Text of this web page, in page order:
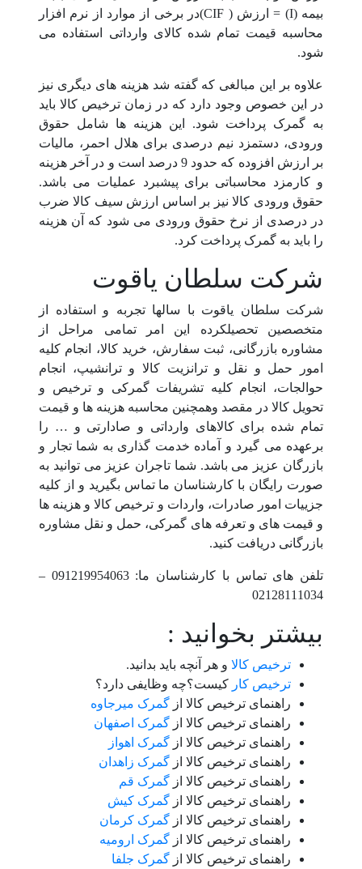
بیمه (I) = ارزش ( CIF)در برخی از موارد از نرم افزار
محاسبه قیمت تمام شده کالای وارداتی استفاده می
شود.
علاوه بر این مبالغی که گفته شد هزینه های دیگری نیز
در این خصوص وجود دارد که در زمان ترخیص کالا باید
به گمرک پرداخت شود. این هزینه ها شامل حقوق
ورودی، دستمزد نیم درصدی برای هلال احمر، مالیات
بر ارزش افزوده که حدود 9 درصد است و در آخر هزینه
و کارمزد محاسباتی برای پیشبرد عملیات می باشد.
حقوق ورودی کالا نیز بر اساس ارزش سیف کالا ضرب
در درصدی از نرخ حقوق ورودی می شود که آن هزینه
را باید به گمرک پرداخت کرد.
شرکت سلطان یاقوت
شرکت سلطان یاقوت با سالها تجربه و استفاده از
متخصصین تحصیلکرده این امر تمامی مراحل از
مشاوره بازرگانی، ثبت سفارش، خرید کالا، انجام کلیه
امور حمل و نقل و ترانزیت کالا و ترانشیپ، انجام
حوالجات، انجام کلیه تشریفات گمرکی و ترخیص و
تحویل کالا در مقصد وهمچنین محاسبه هزینه ها و قیمت
تمام شده برای کالاهای وارداتی و صادارتی و … را
برعهده می گیرد و آماده خدمت گذاری به شما تجار و
بازرگان عزیز می باشد. شما تاجران عزیز می توانید به
صورت رایگان با کارشناسان ما تماس بگیرید و از کلیه
جزییات امور صادرات، واردات و ترخیص کالا و هزینه ها
و قیمت های و تعرفه های گمرکی، حمل و نقل مشاوره
بازرگانی دریافت کنید.
تلفن های تماس با کارشناسان ما: 091219954063 –
02128111034
بیشتر بخوانید :
ترخیص کالا و هر آنچه باید بدانید.
ترخیص کار کیست؟چه وظایفی دارد؟
راهنمای ترخیص کالا از گمرک میرجاوه
راهنمای ترخیص کالا از گمرک اصفهان
راهنمای ترخیص کالا از گمرک اهواز
راهنمای ترخیص کالا از گمرک زاهدان
راهنمای ترخیص کالا از گمرک قم
راهنمای ترخیص کالا از گمرک کیش
راهنمای ترخیص کالا از گمرک کرمان
راهنمای ترخیص کالا از گمرک ارومیه
راهنمای ترخیص کالا از گمرک جلفا